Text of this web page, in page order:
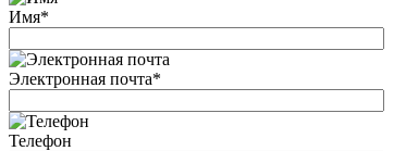
Имя*
Электронная почта*
Телефон